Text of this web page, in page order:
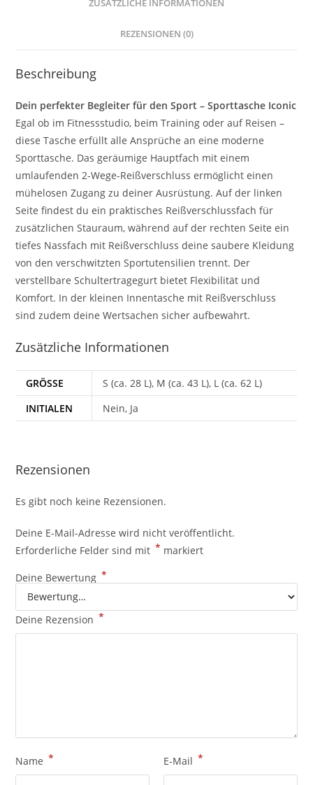
ZUSÄTZLICHE INFORMATIONEN
REZENSIONEN (0)
Beschreibung
Dein perfekter Begleiter für den Sport – Sporttasche Iconic
Egal ob im Fitnessstudio, beim Training oder auf Reisen –
diese Tasche erfüllt alle Ansprüche an eine moderne
Sporttasche. Das geräumige Hauptfach mit einem
umlaufenden 2-Wege-Reißverschluss ermöglicht einen
mühelosen Zugang zu deiner Ausrüstung. Auf der linken
Seite findest du ein praktisches Reißverschlussfach für
zusätzlichen Stauraum, während auf der rechten Seite ein
tiefes Nassfach mit Reißverschluss deine saubere Kleidung
von den verschwitzten Sportutensilien trennt. Der
verstellbare Schultertragegurt bietet Flexibilität und
Komfort. In der kleinen Innentasche mit Reißverschluss
sind zudem deine Wertsachen sicher aufbewahrt.
Zusätzliche Informationen
GRÖSSE
S (ca. 28 L), M (ca. 43 L), L (ca. 62 L)
INITIALEN
Nein, Ja
Rezensionen
Es gibt noch keine Rezensionen.
Deine E-Mail-Adresse wird nicht veröffentlicht.
Erforderliche Felder sind mit * markiert
Deine Bewertung *
Deine Rezension *
Name * E-Mail *